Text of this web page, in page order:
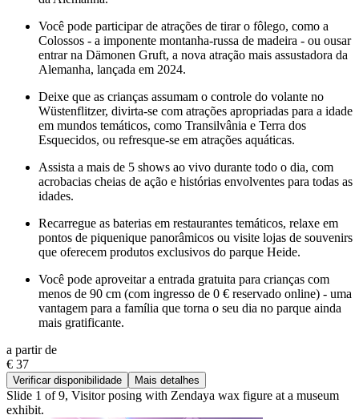
Você pode participar de atrações de tirar o fôlego, como a
Colossos - a imponente montanha-russa de madeira - ou ousar
entrar na Dämonen Gruft, a nova atração mais assustadora da
Alemanha, lançada em 2024.
Deixe que as crianças assumam o controle do volante no
Wüstenflitzer, divirta-se com atrações apropriadas para a idade
em mundos temáticos, como Transilvânia e Terra dos
Esquecidos, ou refresque-se em atrações aquáticas.
Assista a mais de 5 shows ao vivo durante todo o dia, com
acrobacias cheias de ação e histórias envolventes para todas as
idades.
Recarregue as baterias em restaurantes temáticos, relaxe em
pontos de piquenique panorâmicos ou visite lojas de souvenirs
que oferecem produtos exclusivos do parque Heide.
Você pode aproveitar a entrada gratuita para crianças com
menos de 90 cm (com ingresso de 0 € reservado online) - uma
vantagem para a família que torna o seu dia no parque ainda
mais gratificante.
a partir de
€ 37
Verificar disponibilidade Mais detalhes
Slide 1 of 9, Visitor posing with Zendaya wax figure at a museum
exhibit.